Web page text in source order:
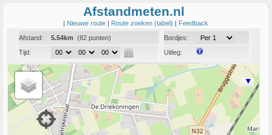
Afstandmeten.nl
| Nieuwe route | Route zoeken (tabel) | Feedback
Afstand:
5.54km (82 punten)
Tijd:
Bordjes:
Uitleg:
Coord:
Info:Link naar deze route